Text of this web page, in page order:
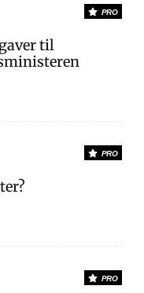
PRO
til
PRO
PRO